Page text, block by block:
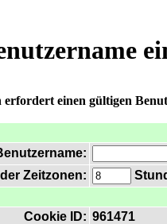
erfordert einen gültigen
Zeitzonen:
Cookie ID: 961471